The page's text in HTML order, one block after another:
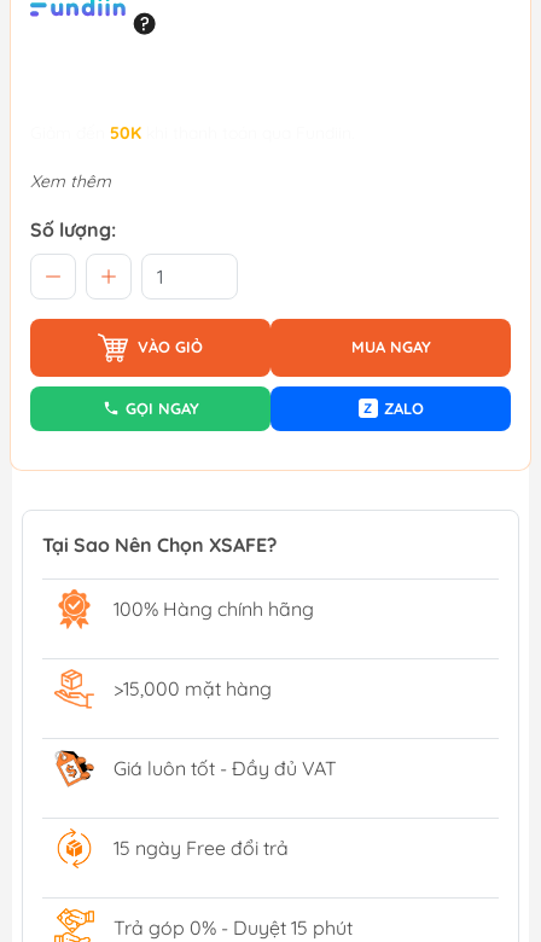
50K
Xem thêm
Số lượng:
VÀO GIỎ MUA NGAY
GỌI NGAY Z ZALO
Tại Sao Nên Chọn XSAFE?
100% Hàng chính hãng
>15,000 mặt hàng
Giá luôn tốt - Đầy đủ VAT
15 ngày Free đổi trả
Trả góp 0% - Duyệt 15 phút